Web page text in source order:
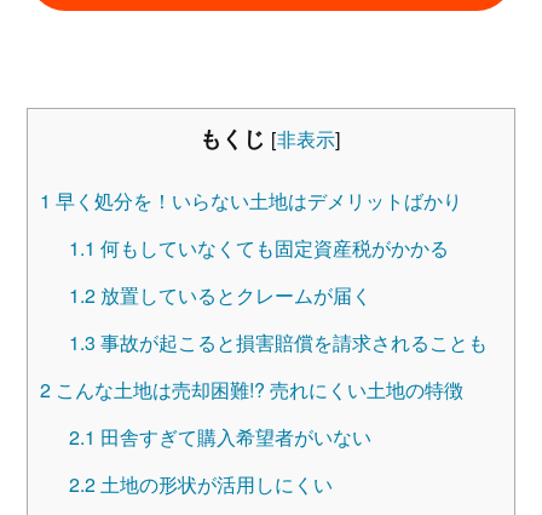
もくじ [非表示]
1 早く処分を！いらない土地はデメリットばかり
1.1 何もしていなくても固定資産税がかかる
1.2放置しているとクレームが届く
1.3 事故が起こると損害賠償を請求されることも
2こんな土地は売却困難!? 売れにくい土地の特徴
2.1 田舎すぎて購入希望者がいない
2.2土地の形状が活用しにくい